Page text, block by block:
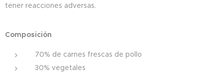
tener reacciones adversas.
Composición
70% de carnes frescas de pollo
30% vegetales